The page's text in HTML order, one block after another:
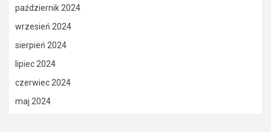
październik 2024
wrzesień 2024
sierpień 2024
lipiec 2024
czerwiec 2024
maj 2024